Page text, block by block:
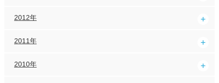
2012年
2011年
2010年